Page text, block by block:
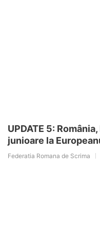
UPDATE 5:
junioare la
Federatia Romana de Scrima